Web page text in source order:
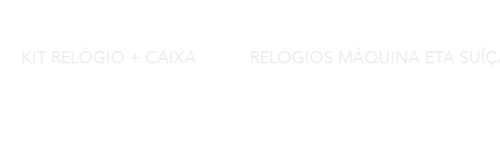
KIT RELÓGIO + CAIXA RELÓGIOS MÁQUINA ETA SUÍÇA